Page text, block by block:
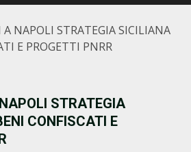
A NAPOLI STRATEGIA SICILIANA
E PROGETTI PNRR
STRATEGIA
CONFISCATI E